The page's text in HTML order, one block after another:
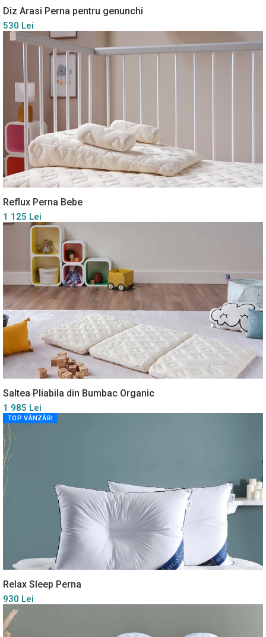
Diz Arasi Perna pentru genunchi
530 Lei
Reflux Perna Bebe
1 125 Lei
Saltea Pliabila din Bumbac Organic
1 985 Lei
TOP VÂNZĂRI
Relax Sleep Perna
930 Lei